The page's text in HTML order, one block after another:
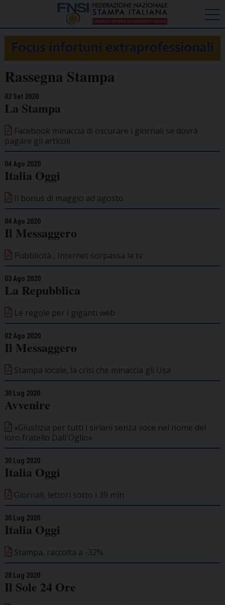
Rassegna Stampa
02 Set 2020
La Stampa
Facebook minaccia di oscurare i giornali se dovrà
pagare gli articoli
04 Ago 2020
Italia Oggi
Il bonus di maggio ad agosto
04 Ago 2020
Il Messaggero
Pubblicità , Internet sorpassa la tv
03 Ago 2020
La Repubblica
Le regole per i giganti web
02 Ago 2020
Il Messaggero
Stampa locale, la crisi che minaccia gli Usa
30 Lug 2020
Avvenire
«Giustizia per tutti i siriani senza voce nel nome del
loro fratello Dall'Oglio»
30 Lug 2020
Italia Oggi
Giornali, lettori sotto i 39 mln
30 Lug 2020
Italia Oggi
Stampa, raccolta a -32%
28 Lug 2020
Il Sole 24 Ore